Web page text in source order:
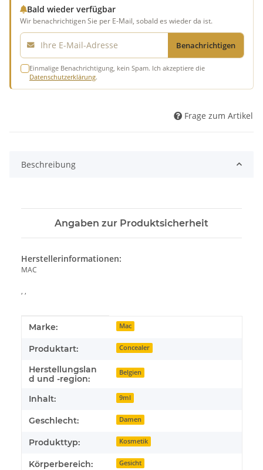
Bald wieder verfügbar
Wir benachrichtigen Sie per E-Mail, sobald es wieder da ist.
E-Mail
Benachrichtigen
Einmalige Benachrichtigung, kein Spam. Ich akzeptiere die
Datenschutzerklärung.
Frage zum Artikel
Beschreibung
Angaben zur Produktsicherheit
Herstellerinformationen:
MAC
, ,
Produkteigenschaft
Wert
Marke: Mac
Produktart: Concealer
Herstellungslan
d und -region:
Belgien
Inhalt: 9ml
Geschlecht: Damen
Produkttyp: Kosmetik
Körperbereich: Gesicht